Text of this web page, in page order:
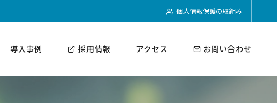
個人情報保護の取組み
導入事例 採用情報 アクセス お問い合わせ